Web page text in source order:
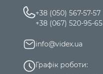
застосунок -
+38 (050) 567-57-57
+38 (067) 520-95-65
info@videx.ua
Графік роботи: